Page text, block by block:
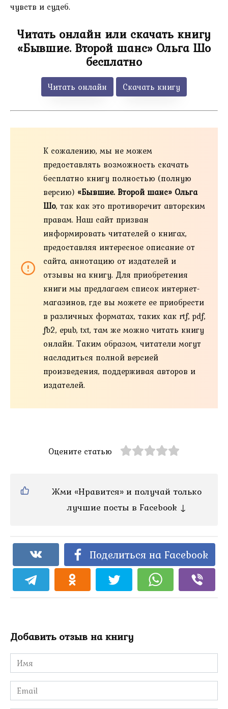
чувств и судеб.
Читать онлайн или скачать книгу
«Бывшие. Второй шанс» Ольга Шо
бесплатно
Читать онлайн Скачать книгу
К сожалению, мы не можем
предоставлять возможность скачать
бесплатно книгу полностью (полную
версию) «Бывшие. Второй шанс» Ольга
Шо, так как это противоречит авторским
правам. Наш сайт призван
информировать читателей о книгах,
предоставляя интересное описание от
сайта, аннотацию от издателей и
отзывы на книгу. Для приобретения
книги мы предлагаем список интернет-
магазинов, где вы можете ее приобрести
в различных форматах, таких как rtf, pdf,
fb2, epub, txt, там же можно читать книгу
онлайн. Таким образом, читатели могут
насладиться полной версией
произведения, поддерживая авторов и
издателей.
Оцените статью
Жми «Нравится» и получай только
лучшие посты в Facebook ↓
Поделиться на Facebook
Добавить отзыв на книгу
Имя
*
Email
*